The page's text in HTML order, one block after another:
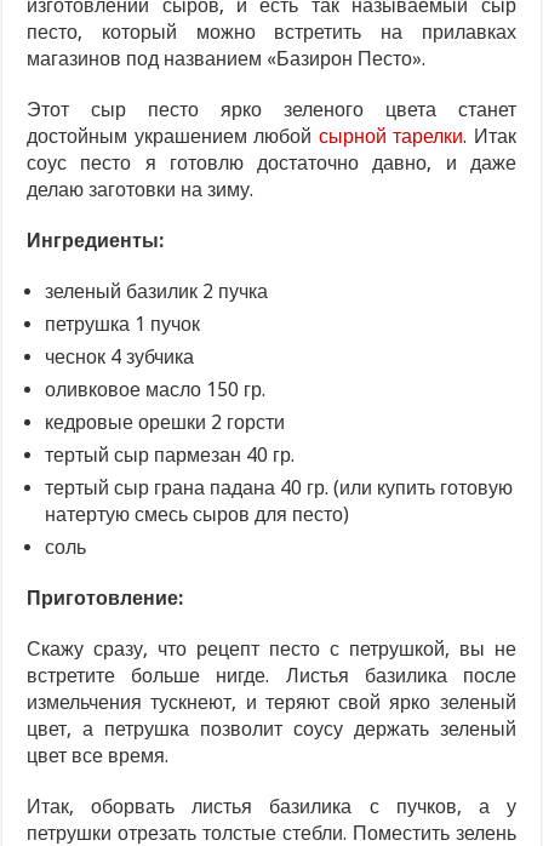
изготовлении сыров, и есть так называемый сыр
песто, который можно встретить на прилавках
магазинов под названием «Базирон Песто».
Этот сыр песто ярко зеленого цвета станет
достойным украшением любой сырной тарелки. Итак
соус песто я готовлю достаточно давно, и даже
делаю заготовки на зиму.
Ингредиенты:
зеленый базилик 2 пучка
петрушка 1 пучок
чеснок 4 зубчика
оливковое масло 150 гр.
кедровые орешки 2 горсти
тертый сыр пармезан 40 гр.
тертый сыр грана падана 40 гр. (или купить готовую
натертую смесь сыров для песто)
соль
Приготовление:
Скажу сразу, что рецепт песто с петрушкой, вы не
встретите больше нигде. Листья базилика после
измельчения тускнеют, и теряют свой ярко зеленый
цвет, а петрушка позволит соусу держать зеленый
цвет все время.
Итак, оборвать листья базилика с пучков, а у
петрушки отрезать толстые стебли. Поместить зелень